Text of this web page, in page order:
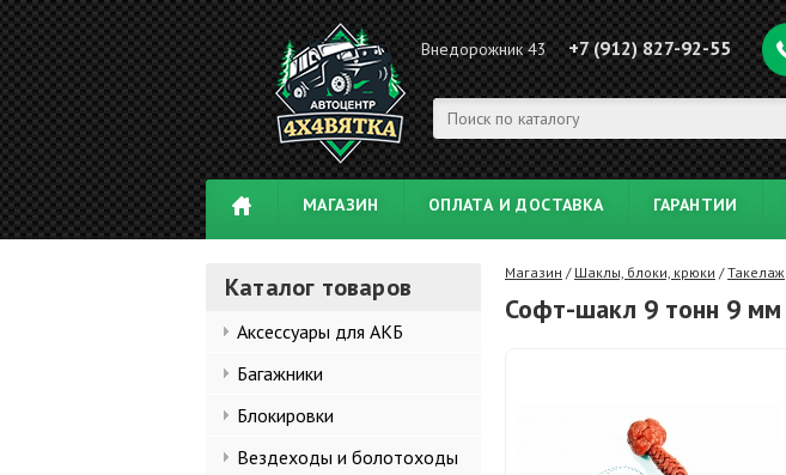
Внедорожник 43 +7 (912) 827-92-55
МАГАЗИН ОПЛАТА И ДОСТАВКА ГАРАНТИИ
Каталог товаров
Аксессуары для АКБ
Багажники
Блокировки
Вездеходы и болотоходы
Магазин / Шаклы, блоки, крюки /Такелаж
Софт-шакл 9 тонн 9 мм